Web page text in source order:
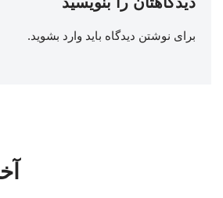
برای نوشتن دیدگاه باید وارد بشوید.